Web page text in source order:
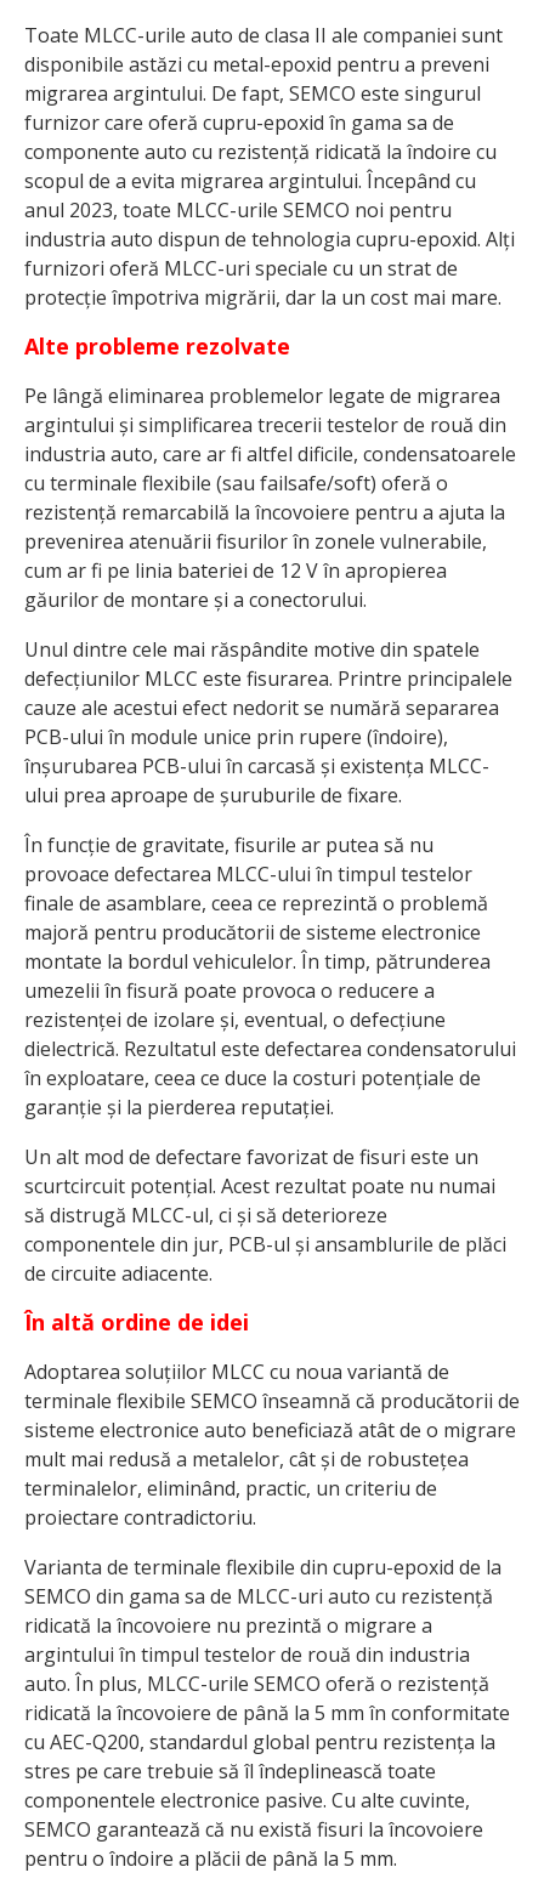
Toate MLCC-urile auto de clasa II ale companiei sunt
disponibile astăzi cu metal-epoxid pentru a preveni
migrarea argintului. De fapt, SEMCO este singurul
furnizor care oferă cupru-epoxid în gama sa de
componente auto cu rezistență ridicată la îndoire cu
scopul de a evita migrarea argintului. Începând cu
anul 2023, toate MLCC-urile SEMCO noi pentru
industria auto dispun de tehnologia cupru-epoxid. Alți
furnizori oferă MLCC-uri speciale cu un strat de
protecție împotriva migrării, dar la un cost mai mare.
Alte probleme rezolvate
Pe lângă eliminarea problemelor legate de migrarea
argintului și simplificarea trecerii testelor de rouă din
industria auto, care ar fi altfel dificile, condensatoarele
cu terminale flexibile (sau failsafe/soft) oferă o
rezistență remarcabilă la încovoiere pentru a ajuta la
prevenirea atenuării fisurilor în zonele vulnerabile,
cum ar fi pe linia bateriei de 12 V în apropierea
găurilor de montare și a conectorului.
Unul dintre cele mai răspândite motive din spatele
defecțiunilor MLCC este fisurarea. Printre principalele
cauze ale acestui efect nedorit se numără separarea
PCB-ului în module unice prin rupere (îndoire),
înșurubarea PCB-ului în carcasă și existența MLCC-
ului prea aproape de șuruburile de fixare.
În funcție de gravitate, fisurile ar putea să nu
provoace defectarea MLCC-ului în timpul testelor
finale de asamblare, ceea ce reprezintă o problemă
majoră pentru producătorii de sisteme electronice
montate la bordul vehiculelor. În timp, pătrunderea
umezelii în fisură poate provoca o reducere a
rezistenței de izolare și, eventual, o defecțiune
dielectrică. Rezultatul este defectarea condensatorului
în exploatare, ceea ce duce la costuri potențiale de
garanție și la pierderea reputației.
Un alt mod de defectare favorizat de fisuri este un
scurtcircuit potențial. Acest rezultat poate nu numai
să distrugă MLCC-ul, ci și să deterioreze
componentele din jur, PCB-ul și ansamblurile de plăci
de circuite adiacente.
În altă ordine de idei
Adoptarea soluțiilor MLCC cu noua variantă de
terminale flexibile SEMCO înseamnă că producătorii de
sisteme electronice auto beneficiază atât de o migrare
mult mai redusă a metalelor, cât și de robustețea
terminalelor, eliminând, practic, un criteriu de
proiectare contradictoriu.
Varianta de terminale flexibile din cupru-epoxid de la
SEMCO din gama sa de MLCC-uri auto cu rezistență
ridicată la încovoiere nu prezintă o migrare a
argintului în timpul testelor de rouă din industria
auto. În plus, MLCC-urile SEMCO oferă o rezistență
ridicată la încovoiere de până la 5 mm în conformitate
cu AEC-Q200, standardul global pentru rezistența la
stres pe care trebuie să îl îndeplinească toate
componentele electronice pasive. Cu alte cuvinte,
SEMCO garantează că nu există fisuri la încovoiere
pentru o îndoire a plăcii de până la 5 mm.